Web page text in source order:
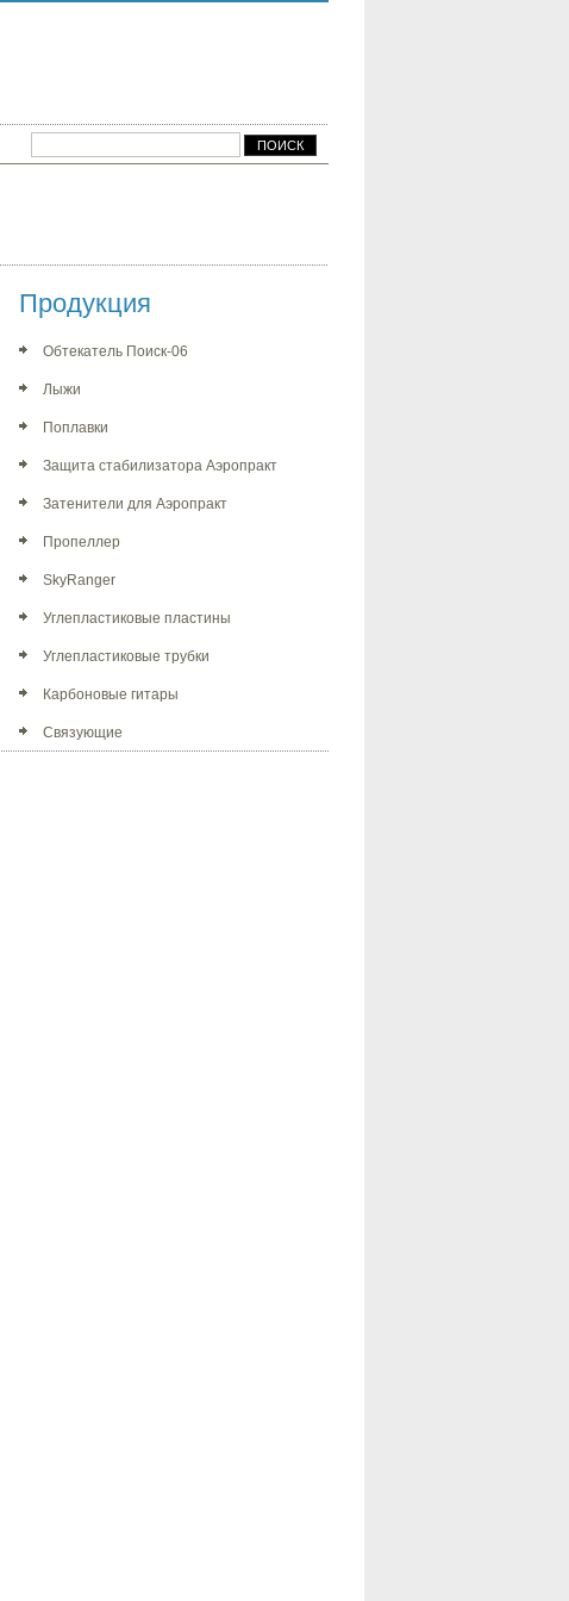
Продукция
Обтекатель Поиск-06
Лыжи
Поплавки
Защита стабилизатора Аэропракт
Затенители для Аэропракт
Пропеллер
SkyRanger
Углепластиковые пластины
Углепластиковые трубки
Карбоновые гитары
Связующие